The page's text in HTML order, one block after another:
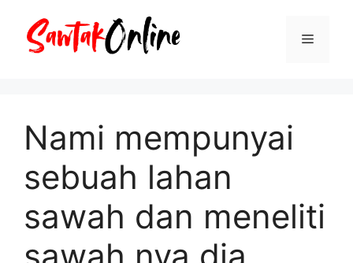
Menu
Nami mempunyai
sebuah lahan
sawah dan meneliti